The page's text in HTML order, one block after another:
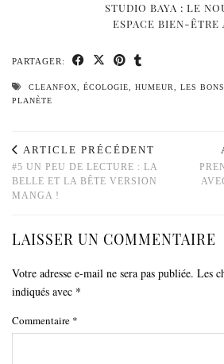
STUDIO BAYA : LE
ESPACE BIEN-ÊTRE
PARTAGER:
CLEANFOX, ÉCOLOGIE, HUMEUR, LES
PLANÈTE
ARTICLE PRÉCÉDENT
#5 UN PEU DE LECTURE : LA
BELLE ET LA BÊTE VERSION
MANGA !
LAISSER UN COMMENTAIRE
Votre adresse e-mail ne sera pas publiée. Les
indiqués avec *
Commentaire *